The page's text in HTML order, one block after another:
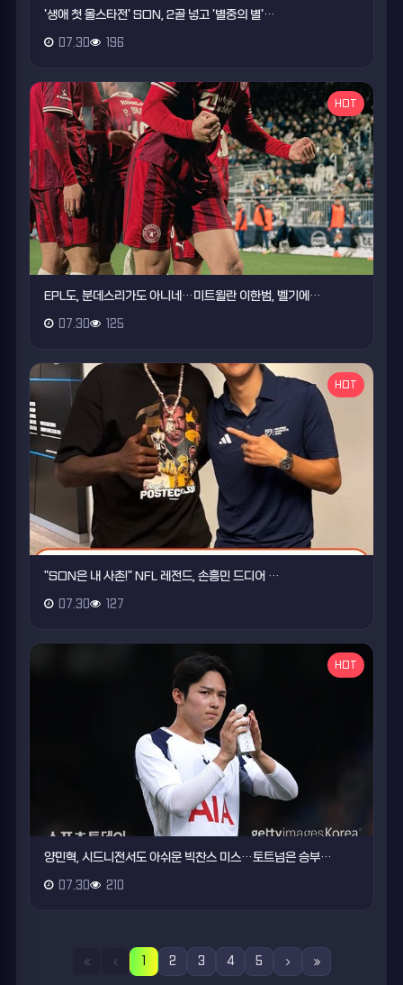
'생애 첫 올스타전' SON, 2골 넣고 '별중의 별'…
07.30 196
HOT
EPL도, 분데스리가도 아니네…미트윌란 이한범, 벨기에…
07.30 125
HOT
"SON은 내 사촌!" NFL 레전드, 손흥민 드디어 …
07.30 127
HOT
양민혁, 시드니전서도 아쉬운 빅찬스 미스…토트넘은 승부…
07.30 210
2 3 4 5